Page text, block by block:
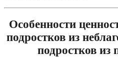
Особенности
подростков из
подростков из